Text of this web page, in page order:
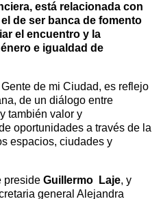
está relacionada con
de ser banca de fomento
el encuentro y la
e igualdad de
de mi Ciudad, es reflejo
de un diálogo entre
también valor y
oportunidades a través de la
espacios, ciudades y
preside Guillermo Laje, y
general Alejandra